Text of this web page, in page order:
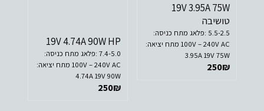
19V 3.95A 75W
טושיבה
5.5-2.5 :פלאג מתח כניסה:
100V – 240V AC מתח יציאה:
3.95A 19V 75W
250₪
19V 4.74A 90W HP
7.4-5.0 :פלאג מתח כניסה:
100V – 240V AC מתח יציאה:
4.74A 19V 90W
250₪